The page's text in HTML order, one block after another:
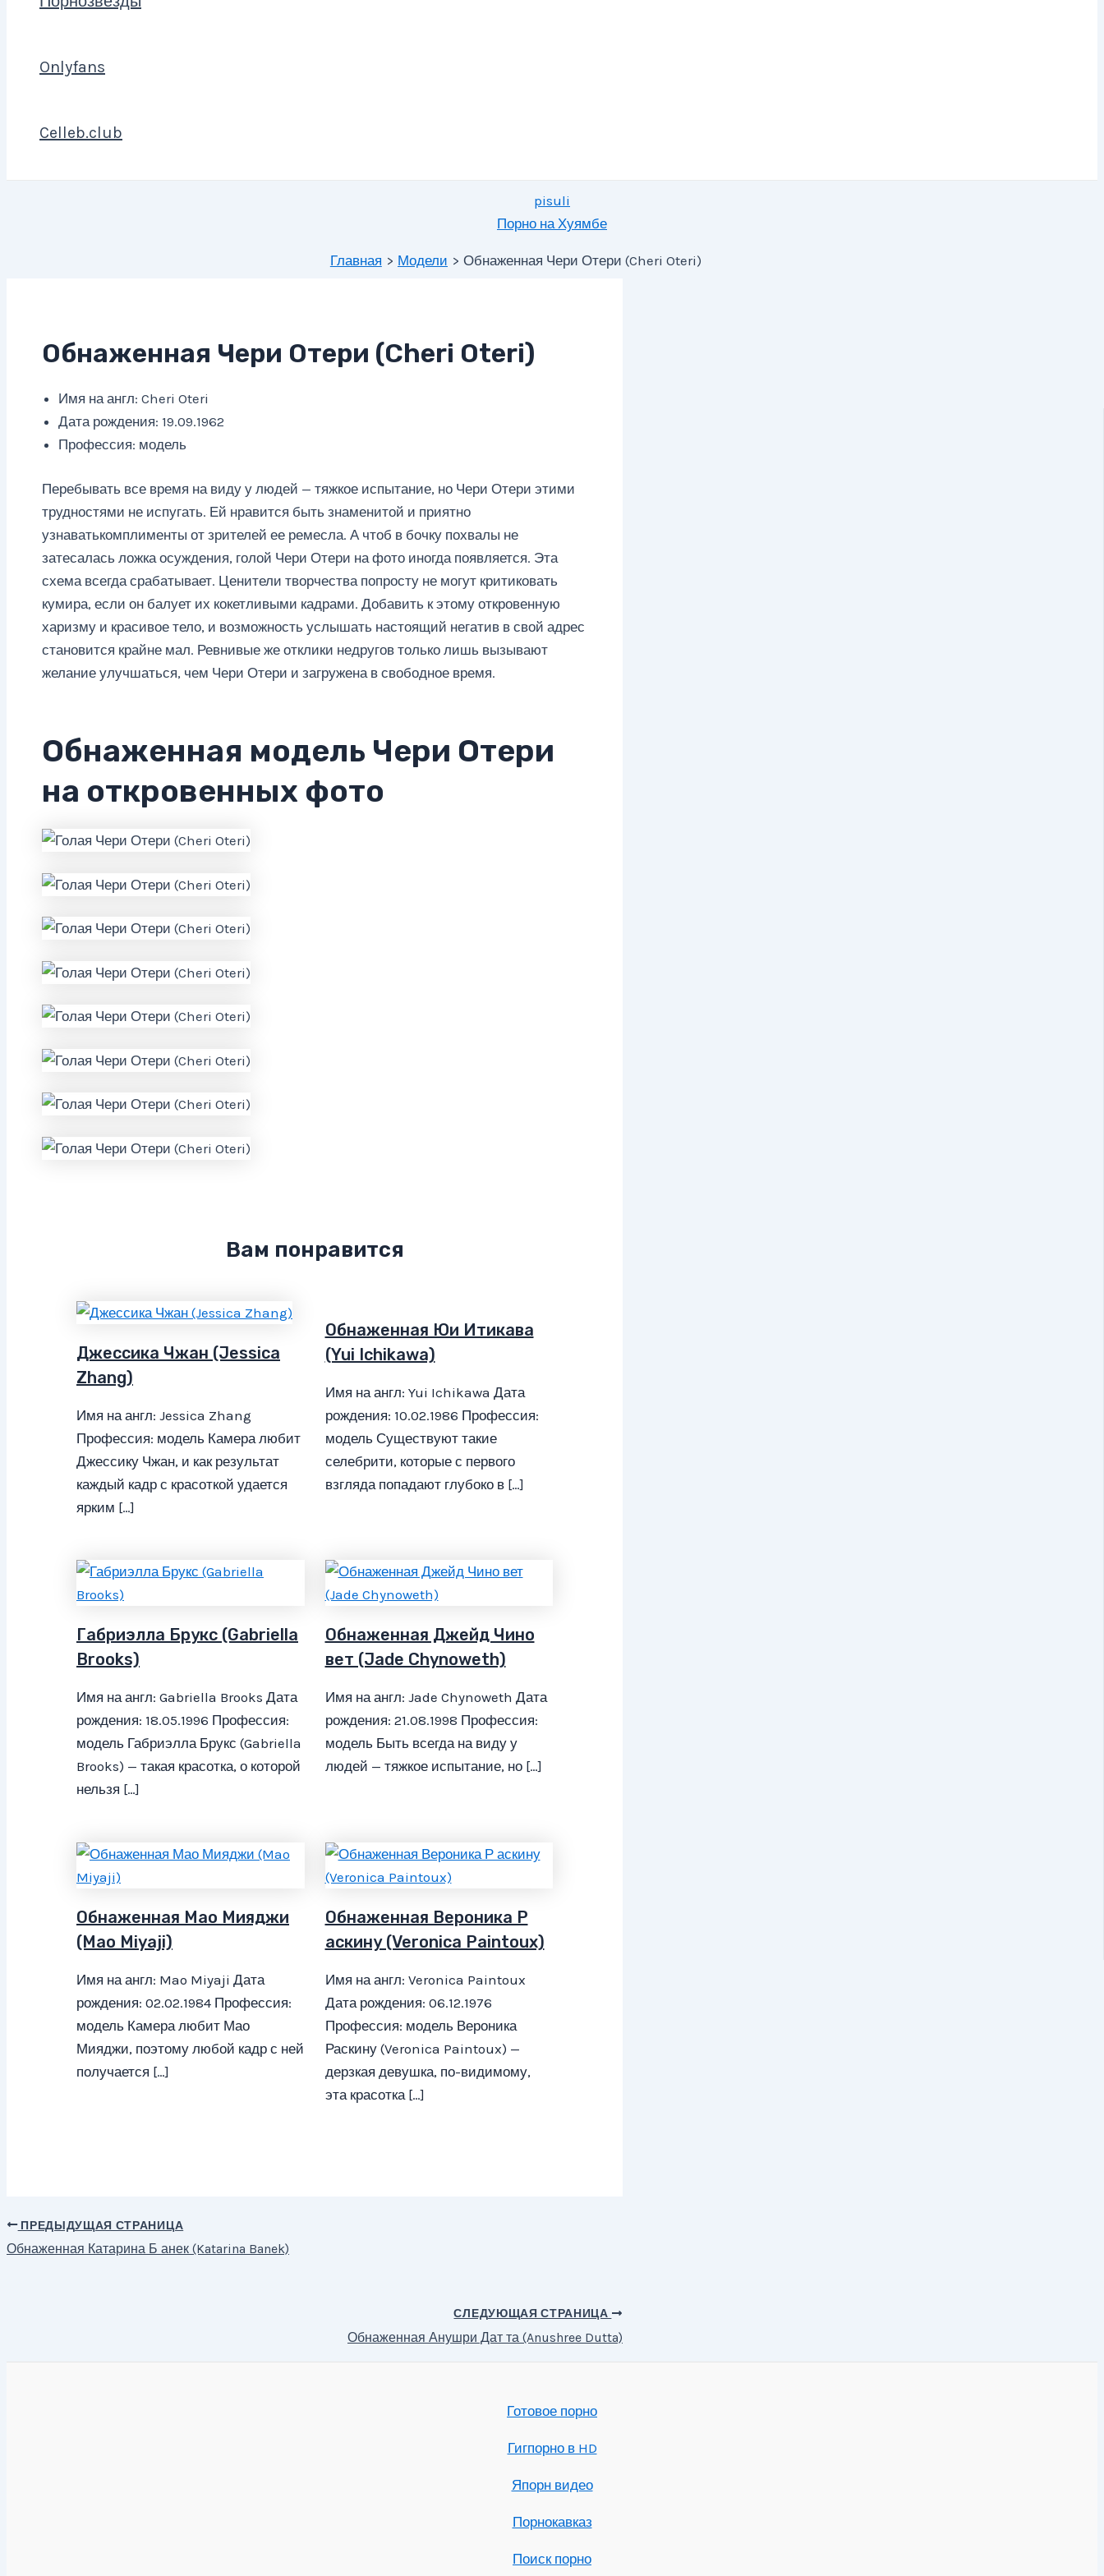
Onlyfans
Celleb.club
pisuli
Порно на Хуямбе
Главная Модели Обнаженная Чери Отери (Cheri Oteri)
Обнаженная Чери Отери (Cheri Oteri)
Имя на англ: Cheri Oteri
Дата рождения: 19.09.1962
Профессия: модель
Перебывать все время на виду у людей — тяжкое испытание, но Чери Отери этими
трудностями не испугать. Ей нравится быть знаменитой и приятно
узнаватькомплименты от зрителей ее ремесла. А чтоб в бочку похвалы не
затесалась ложка осуждения, голой Чери Отери на фото иногда появляется. Эта
схема всегда срабатывает. Ценители творчества попросту не могут критиковать
кумира, если он балует их кокетливыми кадрами. Добавить к этому откровенную
харизму и красивое тело, и возможность услышать настоящий негатив в свой адрес
становится крайне мал. Ревнивые же отклики недругов только лишь вызывают
желание улучшаться, чем Чери Отери и загружена в свободное время.
Обнаженная модель Чери Отери
на откровенных фото
Вам понравится
Джессика Чжан (Jessica
Zhang)
Имя на англ: Jessica Zhang
Профессия: модель Камера любит
Джессику Чжан, и как результат
каждый кадр с красоткой удается
ярким […]
Обнаженная Юи Итикава
(Yui Ichikawa)
Имя на англ: Yui Ichikawa Дата
рождения: 10.02.1986 Профессия:
модель Существуют такие
селебрити, которые с первого
взгляда попадают глубоко в […]
Габриэлла Брукс (Gabriella
Brooks)
Имя на англ: Gabriella Brooks Дата
рождения: 18.05.1996 Профессия:
модель Габриэлла Брукс (Gabriella
Brooks) — такая красотка, о которой
нельзя […]
Обнаженная Джейд Чино
вет (Jade Chynoweth)
Имя на англ: Jade Chynoweth Дата
рождения: 21.08.1998 Профессия:
модель Быть всегда на виду у
людей — тяжкое испытание, но […]
Обнаженная Мао Мияджи
(Mao Miyaji)
Имя на англ: Mao Miyaji Дата
рождения: 02.02.1984 Профессия:
модель Камера любит Мао
Мияджи, поэтому любой кадр с ней
получается […]
Обнаженная Вероника Р
аскину (Veronica Paintoux)
Имя на англ: Veronica Paintoux
Дата рождения: 06.12.1976
Профессия: модель Вероника
Раскину (Veronica Paintoux) —
дерзкая девушка, по-видимому,
эта красотка […]
Навигация
по
ПРЕДЫДУЩАЯ СТРАНИЦА
Обнаженная Катарина Б анек (Katarina Banek)
СЛЕДУЮЩАЯ СТРАНИЦА
Обнаженная Анушри Дат та (Anushree Dutta)
Готовое порно
Гигпорно в HD
Япорн видео
Порнокавказ
Поиск порно